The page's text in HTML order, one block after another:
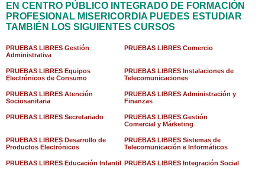
EN CENTRO PÚBLICO INTEGRADO DE FORMACIÓN
PROFESIONAL MISERICORDIA PUEDES ESTUDIAR
TAMBIÉN LOS SIGUIENTES CURSOS
PRUEBAS LIBRES Gestión
Administrativa
PRUEBAS LIBRES Comercio
PRUEBAS LIBRES Equipos
Electrónicos de Consumo
PRUEBAS LIBRES Instalaciones de
Telecomunicaciones
PRUEBAS LIBRES Atención
Sociosanitaria
PRUEBAS LIBRES Administración y
Finanzas
PRUEBAS LIBRES Secretariado
PRUEBAS LIBRES Gestión
Comercial y Márketing
PRUEBAS LIBRES Desarrollo de
Productos Electrónicos
PRUEBAS LIBRES Sistemas de
Telecomunicación e Informáticos
PRUEBAS LIBRES Educación Infantil PRUEBAS LIBRES Integración Social